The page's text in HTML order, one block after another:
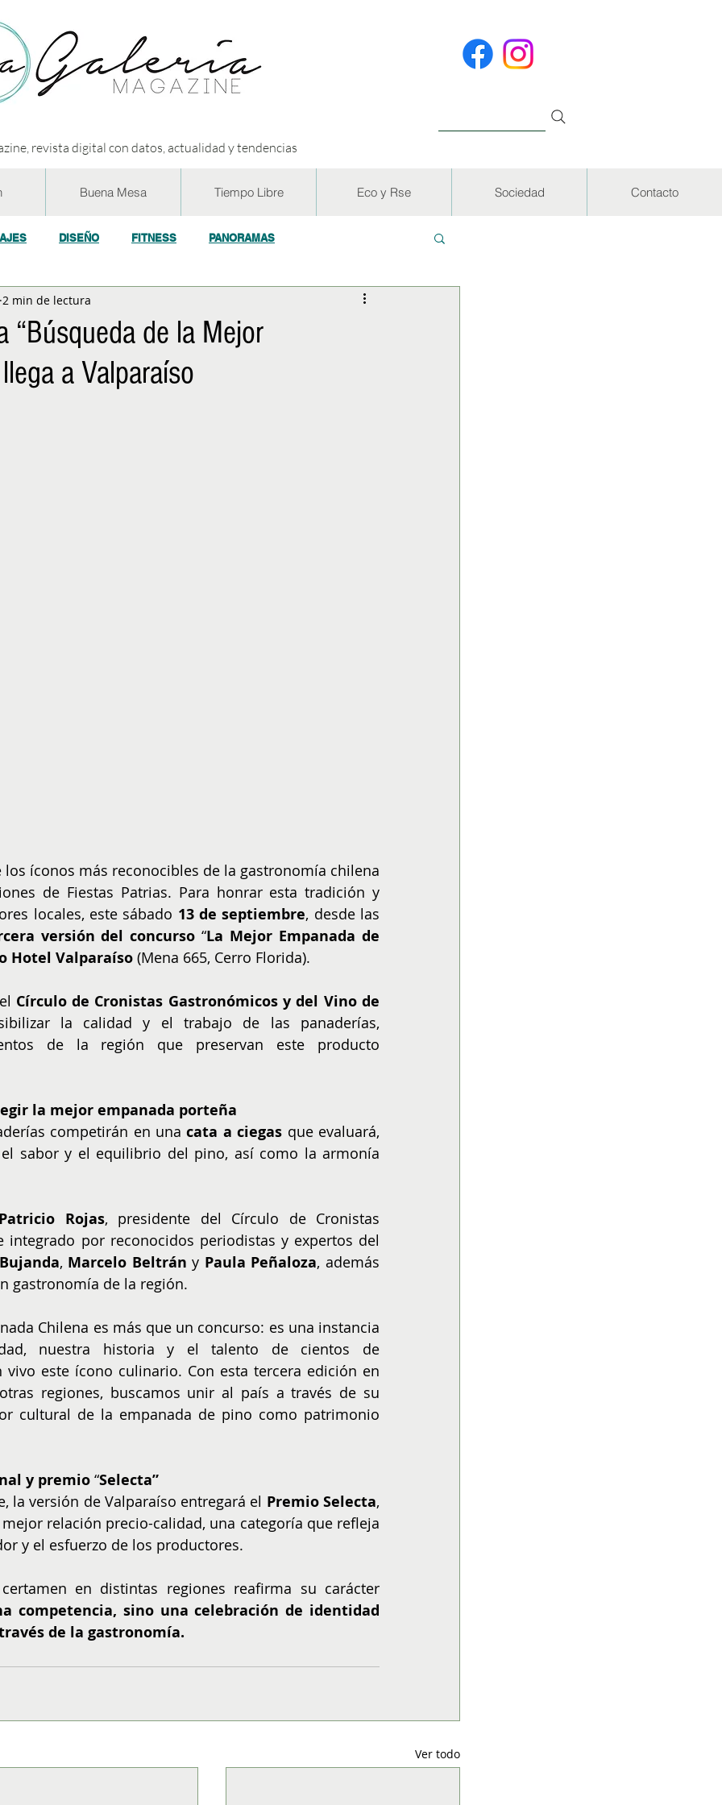
revista digital con datos, actualidad y tendencias
Buena Mesa Tiempo Libre Eco y Rse Sociedad Contacto
DISEÑO FITNESS PANORAMAS
ECO y RSE ENTREVISTAS
NIÑOS EMPRENDER
“Búsqueda de la Mejor
a Valparaíso
2 min de lectura
íconos más reconocibles de la gastronomía chilena
de Fiestas Patrias. Para honrar esta tradición y
locales, este sábado 13 de septiembre
versión del concurso “La Mejor Empanada de
Hotel Valparaíso (Mena 665, Cerro Florida).
Círculo de Cronistas Gastronómicos y del Vino de
la calidad y el trabajo de las panaderías,
de la región que preservan este producto
la mejor empanada porteña
competirán en una cata a ciegas que evaluará,
sabor y el equilibrio del pino, así como la armonía
Patricio Rojas, presidente del Círculo de Cronistas
integrado por reconocidos periodistas y expertos del
, Marcelo Beltrán y Paula Peñaloza, además
gastronomía de la región.
Chilena es más que un concurso: es una instancia
nuestra historia y el talento de cientos de
este ícono culinario. Con esta tercera edición en
regiones, buscamos unir al país a través de su
cultural de la empanada de pino como patrimonio
y premio “Selecta”
la versión de Valparaíso entregará el Premio Selecta,
relación precio-calidad, una categoría que refleja
y el esfuerzo de los productores.
en distintas regiones reafirma su carácter
competencia, sino una celebración de identidad
de la gastronomía.
Ver todo